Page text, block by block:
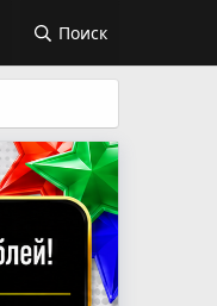
Поиск